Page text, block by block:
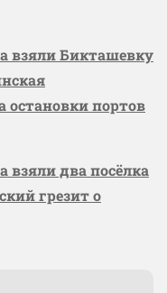
взяли Бикташевку
остановки портов
взяли два посёлка
грезит о